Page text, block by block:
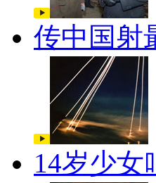
传中国射
14岁少女